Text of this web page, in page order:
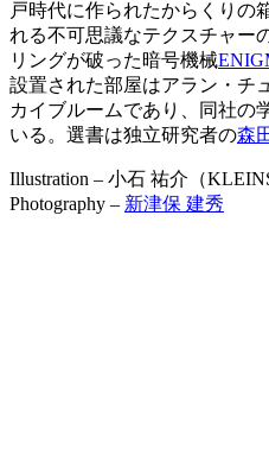
戸時代に作られたからくりの
れる不可思議なテクスチャー
リングが破った暗号機械
設置された部屋はアラン・チ
カイブルームであり、同社の
いる。選書は独立研究者の森
Illustration – 小石 祐介（
Photography – 新津保 建秀